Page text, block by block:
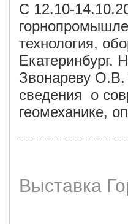
С 12.10-
технология,
Звонареву О.В.
сведения о
геомеханике,
Выставка